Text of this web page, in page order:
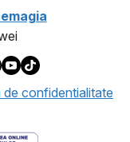
de confidentialitate